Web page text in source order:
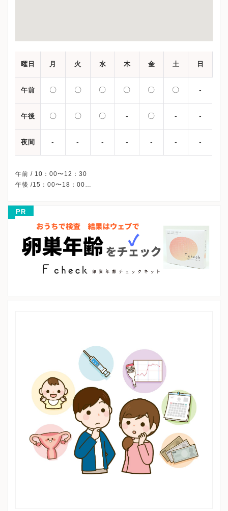
曜日 月 火 水 木 金 土 日
午前 〇 〇 〇 〇 〇 〇 -
午後 〇 〇 〇 - 〇 - -
夜間 - - - - - - -
午前 / 10：00〜12：30
午後 /15：00〜18：00
※詳細はクリニックHPを確認、または直接お問い合わせくださ
PR